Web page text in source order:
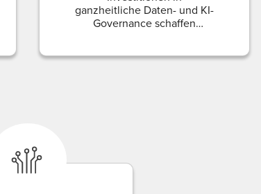
ganzheitliche Daten- und KI-
Governance schaffen